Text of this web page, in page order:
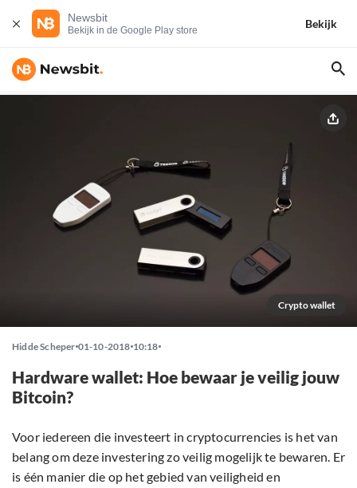
Newsbit
Bekijk in de Google Play store
Bekijk
Crypto wallet
Hidde Scheper 01-10-2018 10:18
Hardware wallet: Hoe bewaar je veilig jouw
Bitcoin?
Voor iedereen die investeert in cryptocurrencies is het van
belang om deze investering zo veilig mogelijk te bewaren. Er
is één manier die op het gebied van veiligheid en